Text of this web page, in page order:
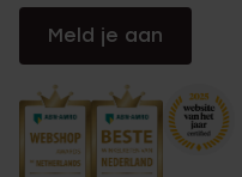
Meld je aan